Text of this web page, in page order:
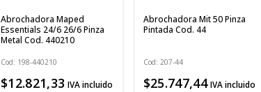
Abrochadora Maped
Essentials 24/6 26/6 Pinza
Metal Cod. 440210
Cod: 198-440210
$12.821,33 IVA incluido
Abrochadora Mit 50 Pinza
Pintada Cod. 44
Cod: 207-44
$25.747,44 IVA incluido